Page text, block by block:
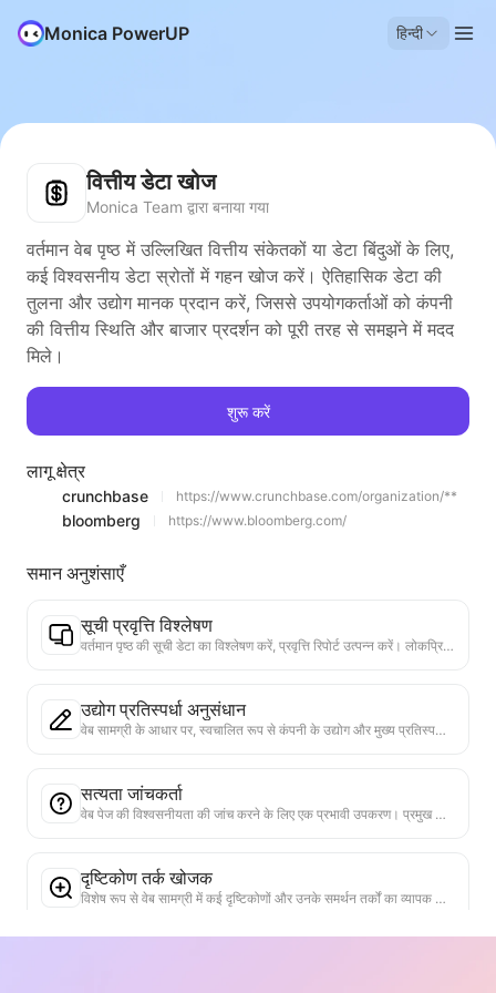
Monica PowerUP हिन्दी
वित्तीय डेटा खोज
Monica Team द्वारा बनाया गया
वर्तमान वेब पृष्ठ में उल्लिखित वित्तीय संकेतकों या डेटा बिंदुओं के लिए,
कई विश्वसनीय डेटा स्रोतों में गहन खोज करें। ऐतिहासिक डेटा की
तुलना और उद्योग मानक प्रदान करें, जिससे उपयोगकर्ताओं को कंपनी
की वित्तीय स्थिति और बाजार प्रदर्शन को पूरी तरह से समझने में मदद
मिले।
शुरू करें
लागू क्षेत्र
crunchbase https://www.crunchbase.com/organization/**
bloomberg https://www.bloomberg.com/
समान अनुशंसाएँ
सूची प्रवृत्ति विश्लेषण
वर्तमान पृष्ठ की सूची डेटा का विश्लेषण करें, प्रवृत्ति रिपोर्ट उत्पन्न करें। लोकप्रिय श्रेणियों, तेजी से बढ़ते उत्पाद प्रकारों और उभरती तकनीकों की पहचान करें। तात्कालिक बाजार अंतर्दृष्टि प्रदान करें, ताकि आप नवीनतम उत्पाद प्रवृत्तियों और बाजार के रुझानों को समझ सकें।
उद्योग प्रतिस्पर्धा अनुसंधान
वेब सामग्री के आधार पर, स्वचालित रूप से कंपनी के उद्योग और मुख्य प्रतिस्पर्धियों की पहचान करें। बाजार हिस्सेदारी, उत्पाद तुलना और SWOT विश्लेषण सहित विस्तृत प्रतिस्पर्धात्मक परिदृश्य विश्लेषण रिपोर्ट उत्पन्न करें, जो उद्योग में कंपनी की स्थिति को समझने में मदद करती है।
सत्यता जांचकर्ता
वेब पेज की विश्वसनीयता की जांच करने के लिए एक प्रभावी उपकरण। प्रमुख दावों और डेटा को स्वचालित रूप से पहचानता है और विश्वसनीय बाहरी स्रोतों से क्रॉस-चेक करता है। महत्वपूर्ण बयानों के लिए विश्वसनीयता रेटिंग प्रदान करता है, सत्यापन परिणामों और तथ्य स्रोतों के लिंक प्रदान करता है। सूचना साक्षरता को बढ़ाने और गलत सूचना के प्रसार को रोकने में मदद करता है।
दृष्टिकोण तर्क खोजक
विशेष रूप से वेब सामग्री में कई दृष्टिकोणों और उनके समर्थन तर्कों का व्यापक विश्लेषण करने के लिए डिज़ाइन किया गया है। यह मुख्य दृष्टिकोणों की स्वचालित पहचान कर सकता है, सीधे और निहित समर्थन जानकारी को सटीक रूप से निकाल सकता है, और विश्लेषण परिणामों को संरचित तरीके से प्रस्तुत कर सकता है। यह उपकरण तर्क विश्लेषण की दक्षता और गहराई को बहुत बढ़ाता है, और शैक्षणिक अनुसंधान, नीति विश्लेषण आदि जैसे जटिल पाठ्य तर्क संरचना को तेजी से समझने की आवश्यकता वाले परिदृश्यों के लिए उपयुक्त है।